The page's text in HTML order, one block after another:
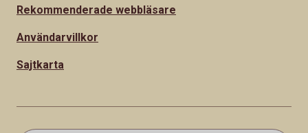
Rekommenderade webbläsare
Användarvillkor
Sajtkarta